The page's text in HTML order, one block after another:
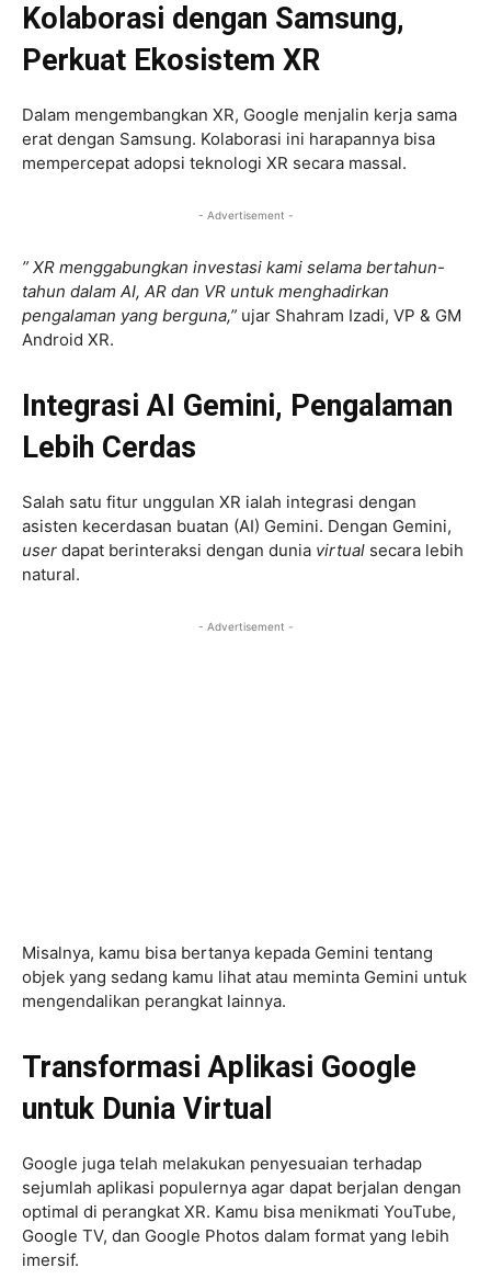
Kolaborasi dengan Samsung,
Perkuat Ekosistem XR
Dalam mengembangkan XR, Google menjalin kerja sama
erat dengan Samsung. Kolaborasi ini harapannya bisa
mempercepat adopsi teknologi XR secara massal.
- Advertisement -
” XR menggabungkan investasi kami selama bertahun-
tahun dalam AI, AR dan VR untuk menghadirkan
pengalaman yang berguna,” ujar Shahram Izadi, VP & GM
Android XR.
Integrasi AI Gemini, Pengalaman
Lebih Cerdas
Salah satu fitur unggulan XR ialah integrasi dengan
asisten kecerdasan buatan (AI) Gemini. Dengan Gemini,
user dapat berinteraksi dengan dunia virtual secara lebih
natural.
- Advertisement -
Misalnya, kamu bisa bertanya kepada Gemini tentang
objek yang sedang kamu lihat atau meminta Gemini untuk
mengendalikan perangkat lainnya.
Transformasi Aplikasi Google
untuk Dunia Virtual
Google juga telah melakukan penyesuaian terhadap
sejumlah aplikasi populernya agar dapat berjalan dengan
optimal di perangkat XR. Kamu bisa menikmati YouTube,
Google TV, dan Google Photos dalam format yang lebih
imersif.